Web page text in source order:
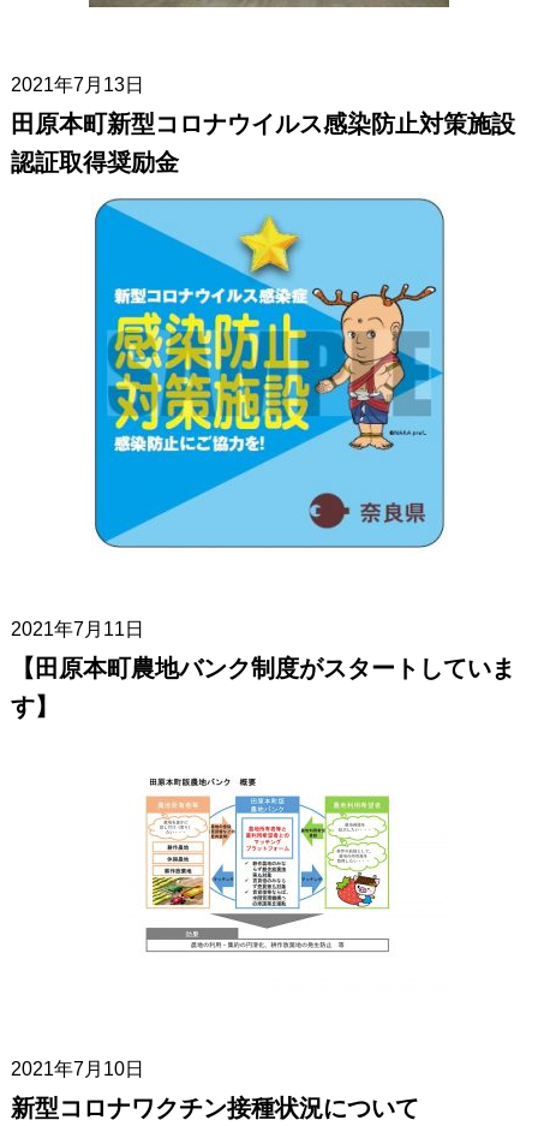
2021年7月13日
田原本町新型コロナウイルス感染防止対策施設
認証取得奨励金
2021年7月11日
【田原本町農地バンク制度がスタートしていま
す】
2021年7月10日
新型コロナワクチン接種状況について